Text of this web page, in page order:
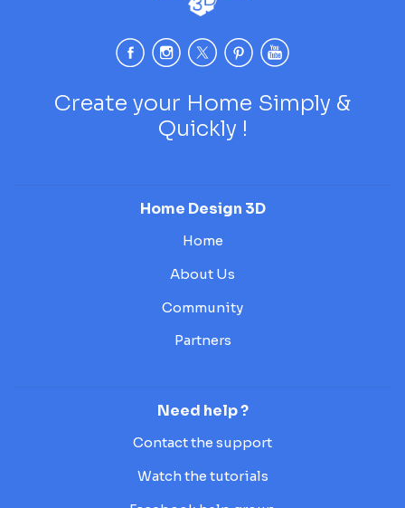
Create your Home Simply &
Quickly !
Home Design 3D
Home
About Us
Community
Partners
Need help ?
Contact the support
Watch the tutorials